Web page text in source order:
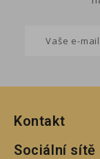
Kontakt
Sociální sítě